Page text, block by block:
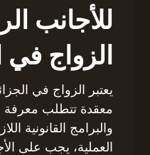
للأجانب
الزواج في
يعتبر الزواج في
معقدة تتطلب معرفة
والبرامج القانونية
العملية، يجب على